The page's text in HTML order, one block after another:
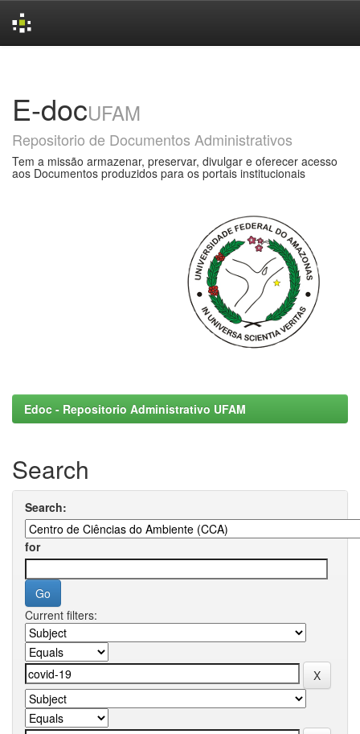
E-docUFAM
Repositorio de Documentos Administrativos
Tem a missão armazenar, preservar, divulgar e oferecer acesso
aos Documentos produzidos para os portais institucionais
Edoc - Repositorio Administrativo UFAM
Search
Search:
for
Current filters: